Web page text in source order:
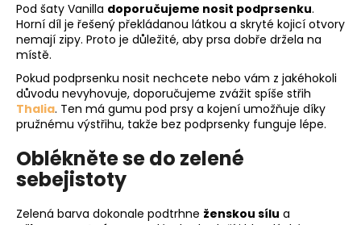
Pod šaty Vanilla doporučujeme nosit podprsenku.
Horní díl je řešený překládanou látkou a skryté kojicí otvory
nemají zipy. Proto je důležité, aby prsa dobře držela na
místě.
Pokud podprsenku nosit nechcete nebo vám z jakéhokoli
důvodu nevyhovuje, doporučujeme zvážit spíše střih
Thalia. Ten má gumu pod prsy a kojení umožňuje díky
pružnému výstřihu, takže bez podprsenky funguje lépe.
Oblékněte se do zelené
sebejistoty
Zelená barva dokonale podtrhne ženskou sílu a